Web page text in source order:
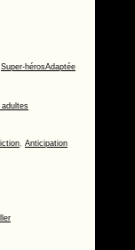
Super-hérosAdaptée
adultes
, Anticipation